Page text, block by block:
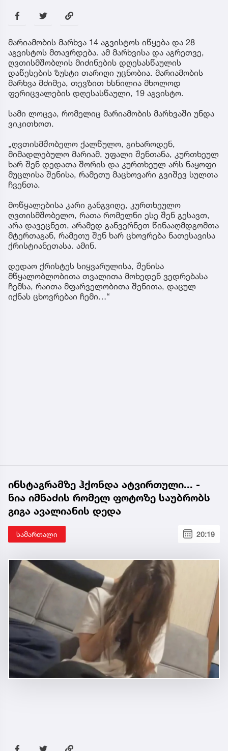
მარიამობის მარხვა 14 აგვისტოს იწყება და 28
აგვისტოს მთავრდება. ამ მარხვისა და აგრეთვე,
ღვთისმშობლის მიძინების დღესასწაულის
დაწესების ზუსტი თარიღი უცნობია. მარიამობის
მარხვა მძიმეა, თევზით ხსნილია მხოლოდ
ფერიცვალების დღესასწაული, 19 აგვისტო.
სამი ლოცვა, რომელიც მარიამობის მარხვაში უნდა
ვიკითხოთ.
„ღვთისმშობელო ქალწულო, გიხაროდენ,
მიმადლებულო მარიამ, უფალი შენთანა, კურთხეულ
ხარ შენ დედათა შორის და კურთხეულ არს ნაყოფი
მუცლისა შენისა, რამეთუ მაცხოვარი გვიშევ სულთა
ჩვენთა.
მოწყალებისა კარი განგვიღე, კურთხეულო
ღვთისმშობელო, რათა რომელნი ესე შენ გესავთ,
არა დავეცნეთ, არამედ განვერნეთ წინააღმდგომთა
მტერთაგან, რამეთუ შენ ხარ ცხოვრება ნათესავისა
ქრისტიანეთასა. ამინ.
დედაო ქრისტეს სიყვარულისა, შენისა
მწყალობლობითა თვალითა მოხედენ ვედრებასა
ჩემსა, რაითა მფარველობითა შენითა, დაცულ
იქნას ცხოვრებაი ჩემი…“
ინსტაგრამზე ჰქონდა ატვირთული... -
ნია იმნაძის რომელ ფოტოზე საუბრობს
გიგა ავალიანის დედა
სამართალი 20:19